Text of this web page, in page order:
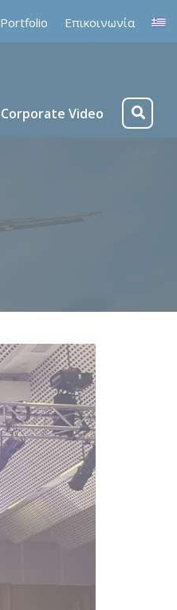
Portfolio Επικοινωνία
Corporate Video